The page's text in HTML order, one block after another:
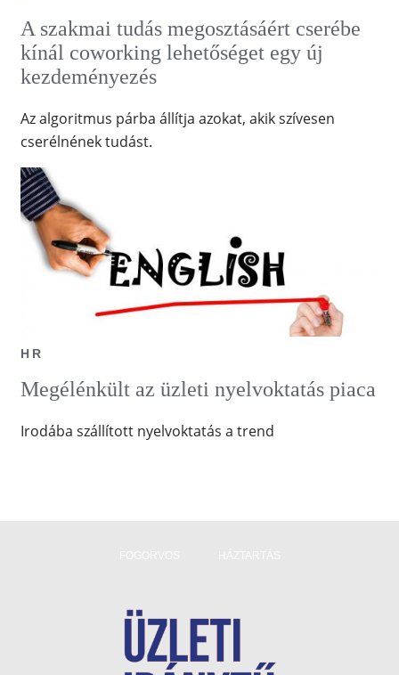
A szakmai tudás megosztásáért cserébe
kínál coworking lehetőséget egy új
kezdeményezés
Az algoritmus párba állítja azokat, akik szívesen
cserélnének tudást.
HR
Megélénkült az üzleti nyelvoktatás piaca
Irodába szállított nyelvoktatás a trend